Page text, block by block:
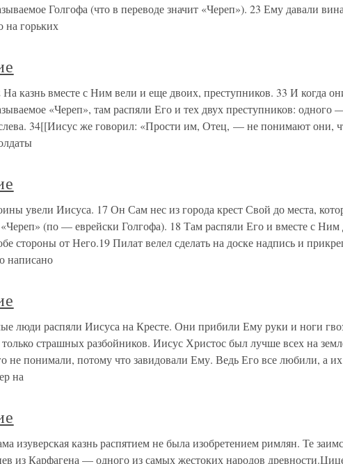
Голгофа (что в переводе значит «Череп»). 23 Ему давали
на горьких
На казнь вместе с Ним вели и еще двоих, преступников. 33 И когда
«Череп», там распяли Его и тех двух преступников: одного
34[[Иисус же говорил: «Прости им, Отец, — не понимают они,
увели Иисуса. 17 Он Сам нес из города крест Свой до места,
(по — еврейски Голгофа). 18 Там распяли Его и вместе с Ним
стороны от Него.19 Пилат велел сделать на доске надпись и
написано
люди распяли Иисуса на Кресте. Они прибили Ему руки и ноги
страшных разбойников. Иисус Христос был лучше всех на
не понимали, потому что завидовали Ему. Ведь Его все любили, а
на
изуверская казнь распятием не была изобретением римлян. Те
из Карфагена — одного из самых жестоких народов